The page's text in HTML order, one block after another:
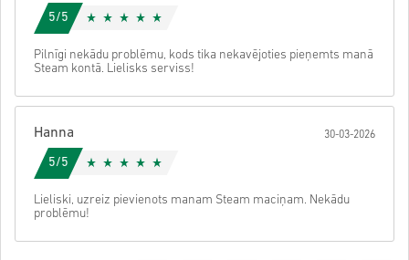
5/5
Pilnīgi nekādu problēmu, kods tika nekavējoties pieņemts manā
Steam kontā. Lielisks serviss!
Hanna 30-03-2026
5/5
Lieliski, uzreiz pievienots manam Steam maciņam. Nekādu
problēmu!